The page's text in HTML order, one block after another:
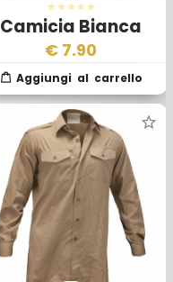
Camicia Bianca
Ministero della
Difesa Olandese
€ 7.90